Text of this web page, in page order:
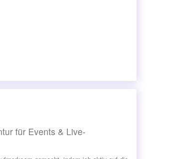
für Events & Live-